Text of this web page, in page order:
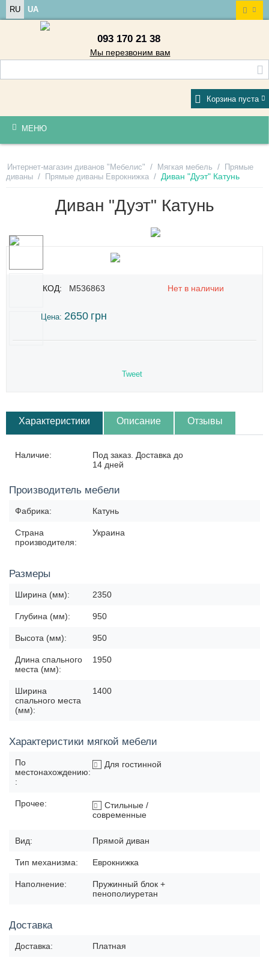
RU UA
093 170 21 38
Мы перезвоним вам
Корзина пуста
МЕНЮ
Интернет-магазин диванов "Мебелис" / Мягкая мебель / Прямые
диваны / Прямые диваны Еврокнижка / Диван "Дуэт" Катунь
Диван "Дуэт" Катунь
КОД: M536863 Нет в наличии
Цена: 2650 грн
Tweet
Характеристики Описание Отзывы
Наличие:
Под заказ. Доставка до
14 дней
Производитель мебели
Фабрика: Катунь
Страна
производителя:
Украина
Размеры
Ширина (мм): 2350
Глубина (мм): 950
Высота (мм): 950
Длина спального
места (мм):
1950
Ширина
спального места
(мм):
1400
Характеристики мягкой мебели
По
местонахождению:
:
Для гостинной
Прочее:
Стильные /
современные
Вид: Прямой диван
Тип механизма: Еврокнижка
Наполнение:
Пружинный блок +
пенополиуретан
Доставка
Доставка: Платная